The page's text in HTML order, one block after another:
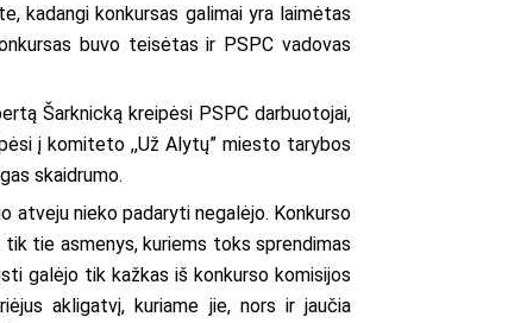
kadangi konkursas galimai yra laimėtas
buvo teisėtas ir PSPC vadovas
Šarknicką kreipėsi PSPC darbuotojai,
į komiteto ,,Už Alytų” miesto tarybos
skaidrumo.
atveju nieko padaryti negalėjo. Konkurso
tie asmenys, kuriems toks sprendimas
galėjo tik kažkas iš konkurso komisijos
akligatvį, kuriame jie, nors ir jaučia